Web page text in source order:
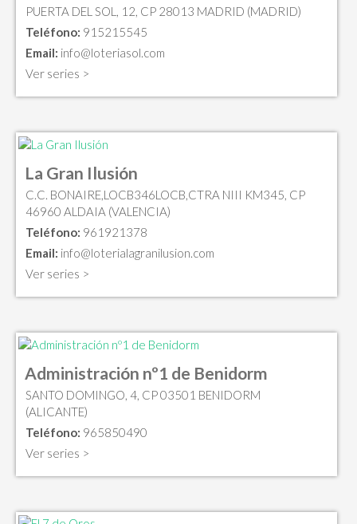
PUERTA DEL SOL, 12, CP 28013 MADRID (MADRID)
Teléfono: 915215545
Email: info@loteriasol.com
Ver series >
La Gran Ilusión
C.C. BONAIRE,LOCB346LOCB,CTRA NIII KM345, CP
46960 ALDAIA (VALENCIA)
Teléfono: 961921378
Email: info@loterialagranilusion.com
Ver series >
Administración nº1 de Benidorm
SANTO DOMINGO, 4, CP 03501 BENIDORM
(ALICANTE)
Teléfono: 965850490
Ver series >